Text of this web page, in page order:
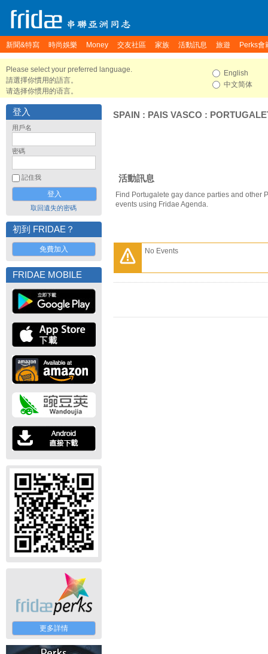
新聞&特寫 時尚娛樂 Money 交友社區 家族 活動訊息 旅遊 Perks會
Please select your preferred language.
請選擇你慣用的語言。
请选择你惯用的语言。
English
中文简体
登入
用戶名
密碼
記住我
取回遺失的密碼
初到 FRIDAE？
免費加入
FRIDAE MOBILE
更多詳情
SPAIN : PAIS VASCO :
活動訊息
Find Portugalete gay dance parties and other
events using Fridae Agenda.
No Events